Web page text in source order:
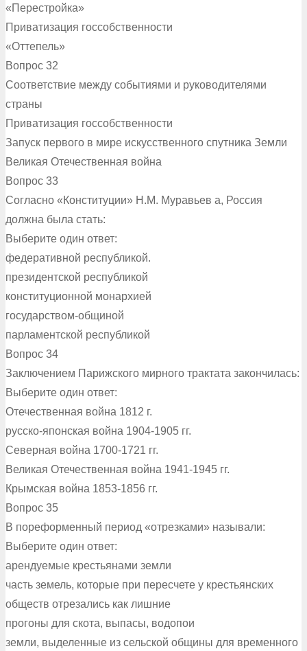
«Перестройка»
Приватизация госсобственности
«Оттепель»
Вопрос 32
Соответствие между событиями и руководителями
страны
Приватизация госсобственности
Запуск первого в мире искусственного спутника Земли
Великая Отечественная война
Вопрос 33
Согласно «Конституции» Н.М. Муравьев а, Россия
должна была стать:
Выберите один ответ:
федеративной республикой.
президентской республикой
конституционной монархией
государством-общиной
парламентской республикой
Вопрос 34
Заключением Парижского мирного трактата закончилась:
Выберите один ответ:
Отечественная война 1812 г.
русско-японская война 1904-1905 гг.
Северная война 1700-1721 гг.
Великая Отечественная война 1941-1945 гг.
Крымская война 1853-1856 гг.
Вопрос 35
В пореформенный период «отрезками» называли:
Выберите один ответ:
арендуемые крестьянами земли
часть земель, которые при пересчете у крестьянских
обществ отрезались как лишние
прогоны для скота, выпасы, водопои
земли, выделенные из сельской общины для временного